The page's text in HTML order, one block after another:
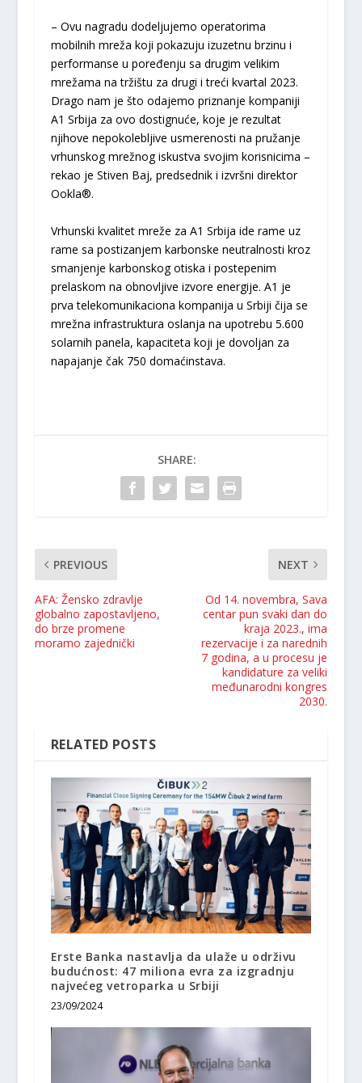
– Ovu nagradu dodeljujemo operatorima
mobilnih mreža koji pokazuju izuzetnu brzinu i
performanse u poređenju sa drugim velikim
mrežama na tržištu za drugi i treći kvartal 2023.
Drago nam je što odajemo priznanje kompaniji
A1 Srbija za ovo dostignuće, koje je rezultat
njihove nepokolebljive usmerenosti na pružanje
vrhunskog mrežnog iskustva svojim korisnicima –
rekao je Stiven Baj, predsednik i izvršni direktor
Ookla®.
Vrhunski kvalitet mreže za A1 Srbija ide rame uz
rame sa postizanjem karbonske neutralnosti kroz
smanjenje karbonskog otiska i postepenim
prelaskom na obnovljive izvore energije. A1 je
prva telekomunikaciona kompanija u Srbiji čija se
mrežna infrastruktura oslanja na upotrebu 5.600
solarnih panela, kapaciteta koji je dovoljan za
napajanje čak 750 domaćinstava.
SHARE:
PREVIOUS
AFA: Žensko zdravlje
globalno zapostavljeno,
do brze promene
moramo zajednički
NEXT
Od 14. novembra, Sava
centar pun svaki dan do
kraja 2023., ima
rezervacije i za narednih
7 godina, a u procesu je
kandidature za veliki
međunarodni kongres
2030.
RELATED POSTS
Erste Banka nastavlja da ulaže u održivu
budućnost: 47 miliona evra za izgradnju
najvećeg vetroparka u Srbiji
23/09/2024